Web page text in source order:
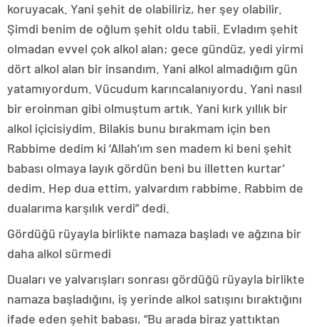
koruyacak. Yani şehit de olabiliriz, her şey olabilir.
Şimdi benim de oğlum şehit oldu tabii. Evladım şehit
olmadan evvel çok alkol alan; gece gündüz, yedi yirmi
dört alkol alan bir insandım. Yani alkol almadığım gün
yatamıyordum. Vücudum karıncalanıyordu. Yani nasıl
bir eroinman gibi olmuştum artık. Yani kırk yıllık bir
alkol içicisiydim. Bilakis bunu bırakmam için ben
Rabbime dedim ki ‘Allah’ım sen madem ki beni şehit
babası olmaya layık gördün beni bu illetten kurtar’
dedim. Hep dua ettim, yalvardım rabbime. Rabbim de
dualarıma karşılık verdi” dedi.
Gördüğü rüyayla birlikte namaza başladı ve ağzına bir
daha alkol sürmedi
Duaları ve yalvarışları sonrası gördüğü rüyayla birlikte
namaza başladığını, iş yerinde alkol satışını bıraktığını
ifade eden şehit babası, “Bu arada biraz yattıktan